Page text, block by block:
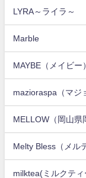
LYRA～ライラ～
Marble
MAYBE（メイビー
mazioraspa（マジ
MELLOW（岡山県
Melty Bless（メル
milktea(ミルクティ